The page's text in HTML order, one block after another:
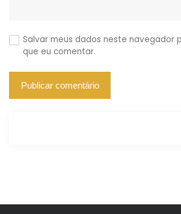
Salvar meus dados neste navegador
que eu comentar.